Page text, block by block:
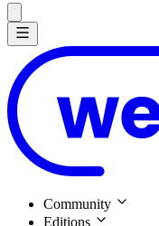
Community
Editions